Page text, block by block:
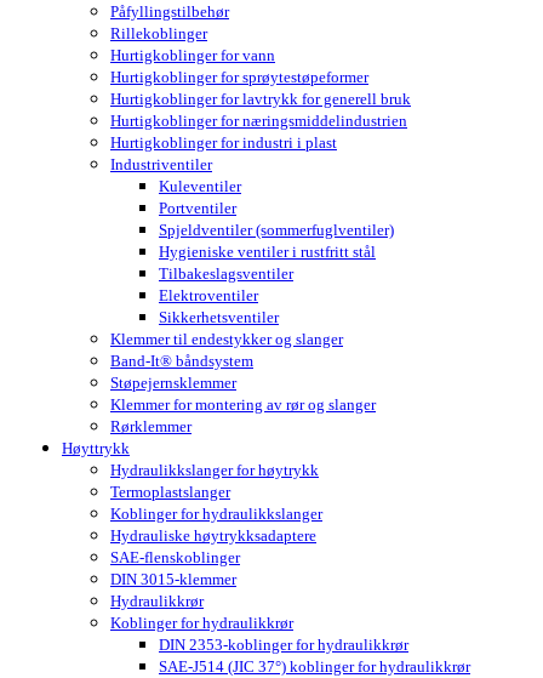
Påfyllingstilbehør
Rillekoblinger
Hurtigkoblinger for vann
Hurtigkoblinger for sprøytestøpeformer
Hurtigkoblinger for lavtrykk for generell bruk
Hurtigkoblinger for næringsmiddelindustrien
Hurtigkoblinger for industri i plast
Industriventiler
Kuleventiler
Portventiler
Spjeldventiler (sommerfuglventiler)
Hygieniske ventiler i rustfritt stål
Tilbakeslagsventiler
Elektroventiler
Sikkerhetsventiler
Klemmer til endestykker og slanger
Band-It® båndsystem
Støpejernsklemmer
Klemmer for montering av rør og slanger
Rørklemmer
Høyttrykk
Hydraulikkslanger for høytrykk
Termoplastslanger
Koblinger for hydraulikkslanger
Hydrauliske høytrykksadaptere
SAE-flenskoblinger
DIN 3015-klemmer
Hydraulikkrør
Koblinger for hydraulikkrør
DIN 2353-koblinger for hydraulikkrør
SAE-J514 (JIC 37°) koblinger for hydraulikkrør